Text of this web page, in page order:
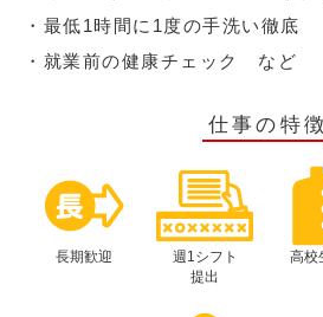
・最低1時間に1度の手洗い徹底
・就業前の健康チェック など
仕事の特徴
長期歓迎
週1シフト
提出
高校